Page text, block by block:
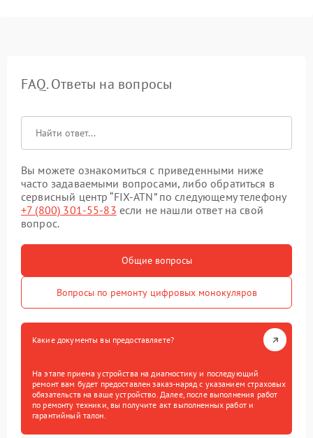
FAQ. Ответы на вопросы
Вы можете ознакомиться с приведенными ниже
часто задаваемыми вопросами, либо обратиться в
сервисный центр “FIX-ATN” по следующему телефону
+7 (800) 301-55-83 если не нашли ответ на свой
вопрос.
Общие вопросы
Вопросы по ремонту цифровых монокуляров
Какие документы вы предоставляете?
На этапе приема устройства на диагностику и последующий
ремонт вам будет предоставлен заказ-наряд с указанием страховых
обязательств на ваше устройство. Далее, после выполнения работ
по ремонту техники, вы получите акт выполненных работ и
гарантийный талон.